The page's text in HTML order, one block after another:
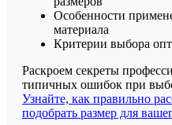
Особенности
материала
Критерии выбора
Раскроем секреты
типичных ошибок при
Узнайте, как правильно
подобрать размер для